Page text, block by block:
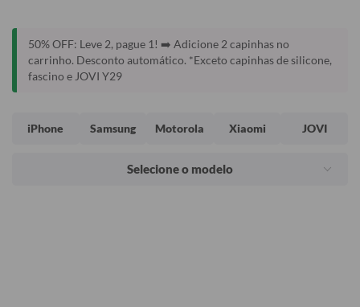
50% OFF: Leve 2, pague 1! ➡️ Adicione 2 capinhas no
carrinho. Desconto automático. *Exceto capinhas de silicone,
fascino e JOVI Y29
iPhone Samsung Motorola Xiaomi JOVI
Selecione o modelo